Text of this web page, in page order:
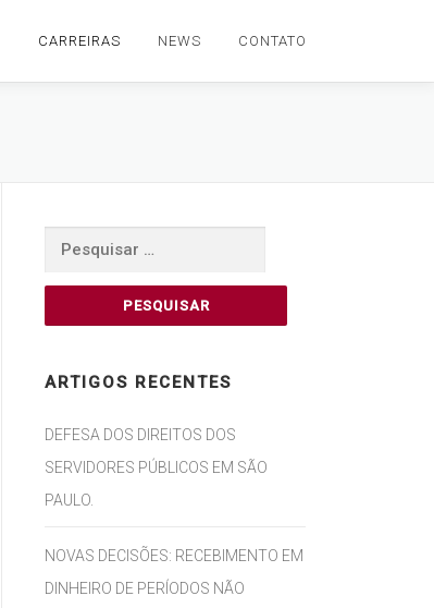
CARREIRAS NEWS CONTATO
Pesquisar
ARTIGOS RECENTES
DEFESA DOS DIREITOS DOS
SERVIDORES PÚBLICOS EM SÃO
PAULO.
NOVAS DECISÕES: RECEBIMENTO EM
DINHEIRO DE PERÍODOS NÃO